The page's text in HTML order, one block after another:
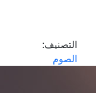
التصنيف:
الصوم